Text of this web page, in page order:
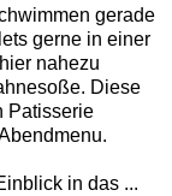
gerade
gerne in einer
nahezu
Diese
Patisserie
in das ...